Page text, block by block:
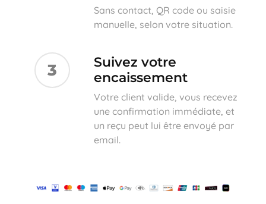
Sans contact, QR code ou saisie
manuelle, selon votre situation.
3
Suivez votre
encaissement
Votre client valide, vous recevez
une confirmation immédiate, et
un reçu peut lui être envoyé par
email.